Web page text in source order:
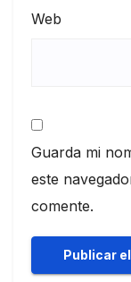
Web
Guarda mi
este
comente.